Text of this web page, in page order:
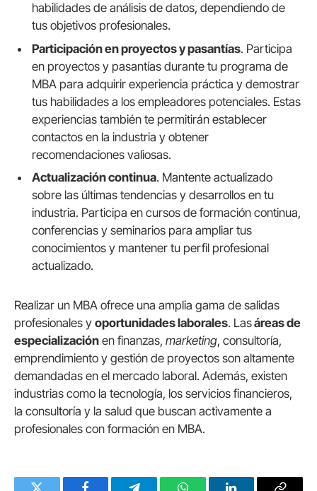
habilidades de análisis de datos, dependiendo de
tus objetivos profesionales.
Participación en proyectos y pasantías. Participa
en proyectos y pasantías durante tu programa de
MBA para adquirir experiencia práctica y demostrar
tus habilidades a los empleadores potenciales. Estas
experiencias también te permitirán establecer
contactos en la industria y obtener
recomendaciones valiosas.
Actualización continua. Mantente actualizado
sobre las últimas tendencias y desarrollos en tu
industria. Participa en cursos de formación continua,
conferencias y seminarios para ampliar tus
conocimientos y mantener tu perfil profesional
actualizado.
Realizar un MBA ofrece una amplia gama de salidas
profesionales y oportunidades laborales. Lasáreas de
especialización en finanzas, marketing, consultoría,
emprendimiento y gestión de proyectos son altamente
demandadas en el mercado laboral. Además, existen
industrias como la tecnología, los servicios financieros,
la consultoría y la salud que buscan activamente a
profesionales con formación en MBA.